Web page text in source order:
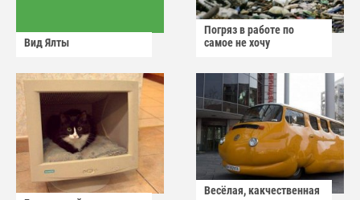
Вид Ялты
Погряз в работе по
самое не хочу
Весёлая, какчественная